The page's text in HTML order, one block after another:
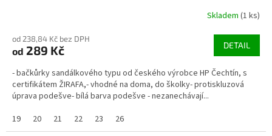
Skladem (1 ks)
od 238,84 Kč bez DPH
od 289 Kč DETAIL
- bačkůrky sandálkového typu od českého výrobce HP Čechtín, s
certifikátem ŽIRAFA,- vhodné na doma, do školky- protiskluzová
úprava podešve- bílá barva podešve - nezanechávají...
19
20 21 22 23 26